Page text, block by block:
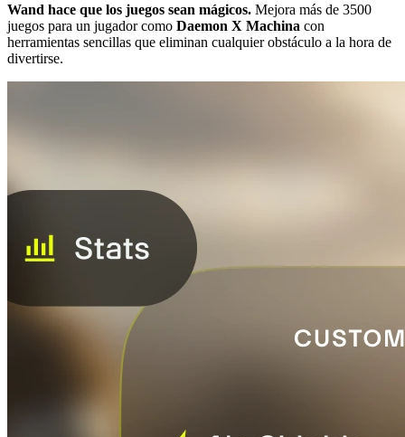
Wand hace que los juegos sean mágicos. Mejora más de 3500
juegos para un jugador como Daemon X Machina con
herramientas sencillas que eliminan cualquier obstáculo a la hora de
divertirse.